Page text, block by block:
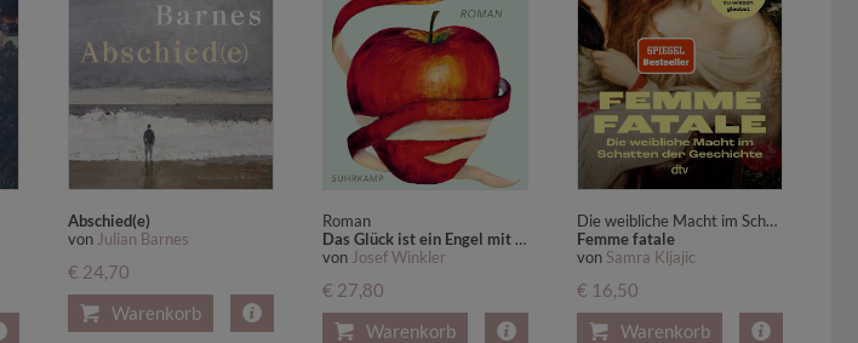
Abschied(e)
von Julian Barnes
€ 24,70
Warenkorb
Roman
Das Glück ist ein Engel mit ernstem Gesicht
von Josef Winkler
€ 27,80
Warenkorb
Die weibliche Macht im Schatten der Geschichte | Warum fast alles falsch ist, was du über Mätressen und Königinnen zu wissen glaubst
Femme fatale
von Samra Kljajic
€ 16,50
Warenkorb